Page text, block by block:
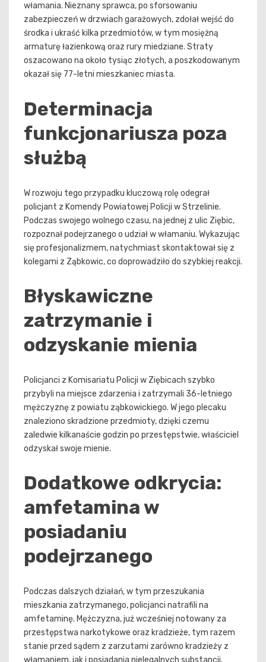
włamania. Nieznany sprawca, po sforsowaniu
zabezpieczeń w drzwiach garażowych, zdołał wejść do
środka i ukraść kilka przedmiotów, w tym mosiężną
armaturę łazienkową oraz rury miedziane. Straty
oszacowano na około tysiąc złotych, a poszkodowanym
okazał się 77-letni mieszkaniec miasta.
Determinacja
funkcjonariusza poza
służbą
W rozwoju tego przypadku kluczową rolę odegrał
policjant z Komendy Powiatowej Policji w Strzelinie.
Podczas swojego wolnego czasu, na jednej z ulic Ziębic,
rozpoznał podejrzanego o udział w włamaniu. Wykazując
się profesjonalizmem, natychmiast skontaktował się z
kolegami z Ząbkowic, co doprowadziło do szybkiej reakcji.
Błyskawiczne
zatrzymanie i
odzyskanie mienia
Policjanci z Komisariatu Policji w Ziębicach szybko
przybyli na miejsce zdarzenia i zatrzymali 36-letniego
mężczyznę z powiatu ząbkowickiego. W jego plecaku
znaleziono skradzione przedmioty, dzięki czemu
zaledwie kilkanaście godzin po przestępstwie, właściciel
odzyskał swoje mienie.
Dodatkowe odkrycia:
amfetamina w
posiadaniu
podejrzanego
Podczas dalszych działań, w tym przeszukania
mieszkania zatrzymanego, policjanci natrafili na
amfetaminę. Mężczyzna, już wcześniej notowany za
przestępstwa narkotykowe oraz kradzieże, tym razem
stanie przed sądem z zarzutami zarówno kradzieży z
włamaniem, jak i posiadania nielegalnych substancji.